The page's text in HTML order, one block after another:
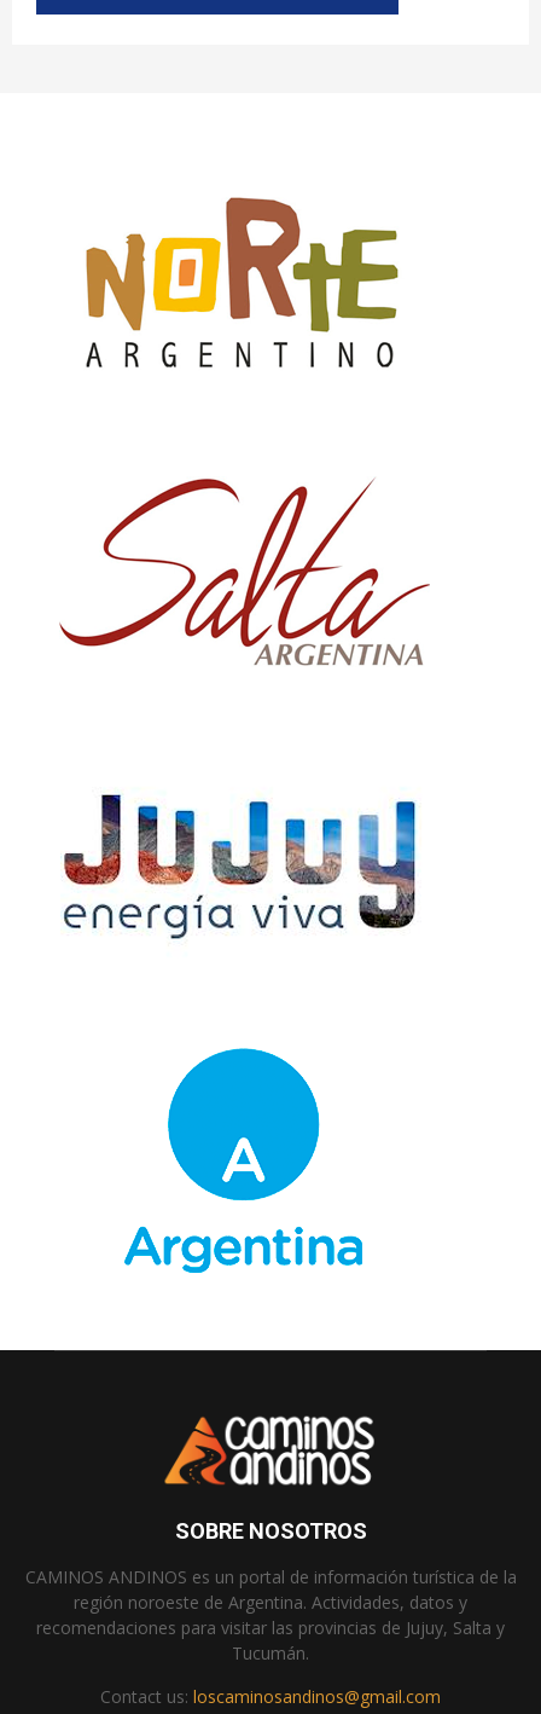
SOBRE NOSOTROS
CAMINOS ANDINOS es un portal de información turística de la
región noroeste de Argentina. Actividades, datos y
recomendaciones para visitar las provincias de Jujuy, Salta y
Tucumán.
Contact us: loscaminosandinos@gmail.com